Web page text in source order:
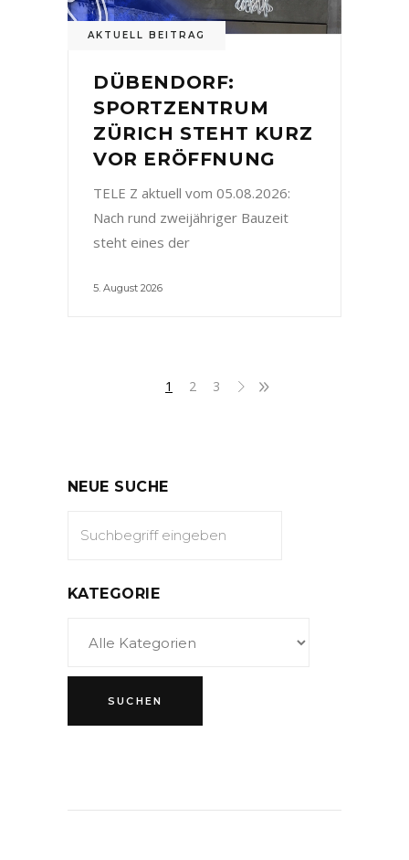
AKTUELL BEITRAG
DÜBENDORF:
SPORTZENTRUM
ZÜRICH STEHT KURZ
VOR ERÖFFNUNG
TELE Z aktuell vom 05.08.2026:
Nach rund zweijähriger Bauzeit
steht eines der
5. August 2026
1 2 3
NEUE SUCHE
KATEGORIE